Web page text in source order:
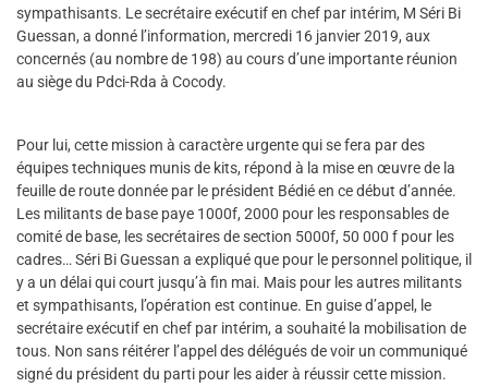
sympathisants. Le secrétaire exécutif en chef par intérim, M Séri Bi
Guessan, a donné l’information, mercredi 16 janvier 2019, aux
concernés (au nombre de 198) au cours d’une importante réunion
au siège du Pdci-Rda à Cocody.
Pour lui, cette mission à caractère urgente qui se fera par des
équipes techniques munis de kits, répond à la mise en œuvre de la
feuille de route donnée par le président Bédié en ce début d’année.
Les militants de base paye 1000f, 2000 pour les responsables de
comité de base, les secrétaires de section 5000f, 50 000 f pour les
cadres… Séri Bi Guessan a expliqué que pour le personnel politique, il
y a un délai qui court jusqu’à fin mai. Mais pour les autres militants
et sympathisants, l’opération est continue. En guise d’appel, le
secrétaire exécutif en chef par intérim, a souhaité la mobilisation de
tous. Non sans réitérer l’appel des délégués de voir un communiqué
signé du président du parti pour les aider à réussir cette mission.